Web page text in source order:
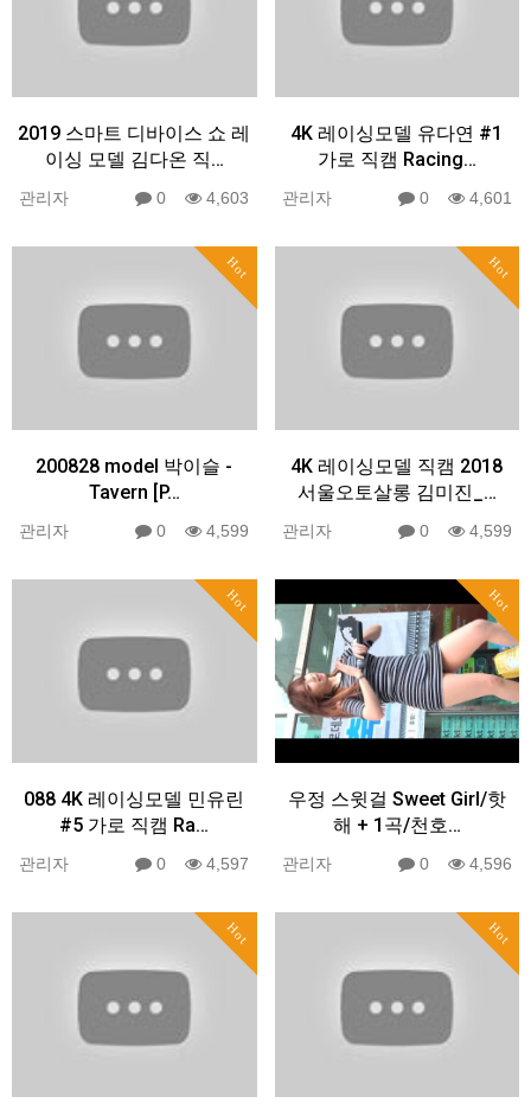
2019 스마트 디바이스 쇼 레
이싱 모델 김다온 직…
관리자 0 4,603
4K 레이싱모델 유다연 #1
가로 직캠 Racing…
관리자 0 4,601
Hot
200828 model 박이슬 -
Tavern [P…
관리자 0 4,599
Hot
4K 레이싱모델 직캠 2018
서울오토살롱 김미진_…
관리자 0 4,599
Hot
088 4K 레이싱모델 민유린
#5 가로 직캠 Ra…
관리자 0 4,597
Hot
우정 스윗걸 Sweet Girl/핫
해 + 1곡/천호…
관리자 0 4,596
Hot Hot